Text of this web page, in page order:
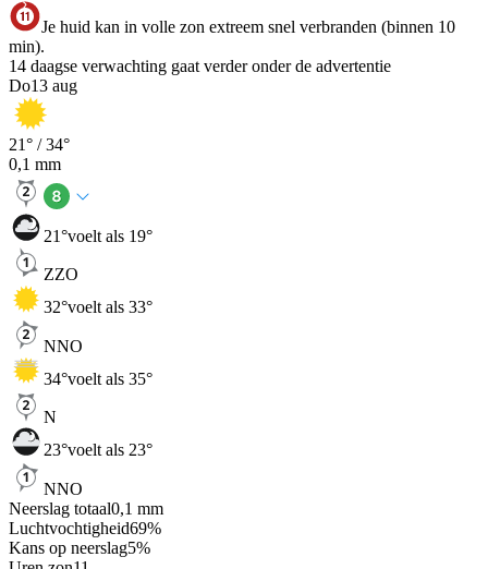
Je huid kan in volle zon extreem snel verbranden (binnen 10
min).
14 daagse verwachting gaat verder onder de advertentie
Do13 aug
21° /34°
0,1 mm
21°voelt als 19°
ZZO
32°voelt als 33°
NNO
34°voelt als 35°
N
23°voelt als 23°
NNO
Neerslag totaal0,1 mm
Luchtvochtigheid69%
Kans op neerslag5%